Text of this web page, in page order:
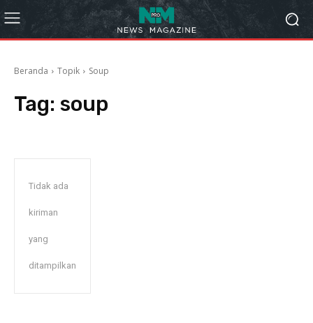
Beranda Topik Soup
Tag: soup
Tidak ada
kiriman
yang
ditampilkan